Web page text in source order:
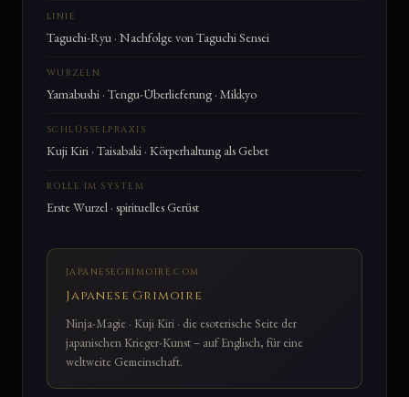
LINIE
Taguchi-Ryu · Nachfolge von Taguchi Sensei
WURZELN
Yamabushi · Tengu-Überlieferung · Mikkyo
SCHLÜSSELPRAXIS
Kuji Kiri · Taisabaki · Körperhaltung als Gebet
ROLLE IM SYSTEM
Erste Wurzel · spirituelles Gerüst
JAPANESEGRIMOIRE.COM
Japanese Grimoire
Ninja-Magie · Kuji Kiri · die esoterische Seite der
japanischen Krieger-Kunst – auf Englisch, für eine
weltweite Gemeinschaft.